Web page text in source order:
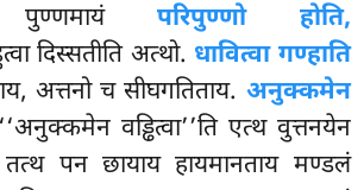
परिपुण्णो होति,
दिस्सतीति अत्थो. धावित्वा गण्हाति
अत्तनो च सीघगतिताय. अनुक्कमेन
वड्ढित्वा’’ति एत्थ वुत्तनयेन
तत्थ पन छायाय हायमानताय मण्डलं